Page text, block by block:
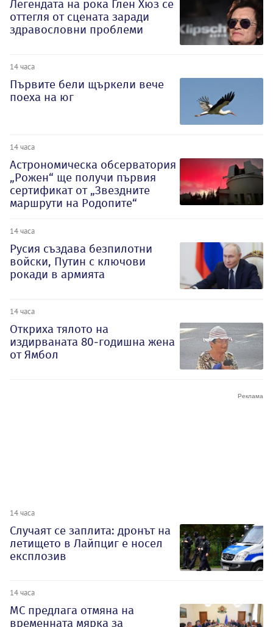
Легендата на рока Глен Хюз се
оттегля от сцената заради
здравословни проблеми
14 часа
Първите бели щъркели вече
поеха на юг
14 часа
Астрономическа обсерватория
„Рожен“ ще получи първия
сертификат от „Звездните
маршрути на Родопите“
14 часа
Русия създава безпилотни
войски, Путин с ключови
рокади в армията
14 часа
Откриха тялото на
издирваната 80-годишна жена
от Ямбол
14 часа
Случаят се заплита: дронът на
летището в Лайпциг е носел
експлозив
14 часа
МС предлага отмяна на
временната мярка за